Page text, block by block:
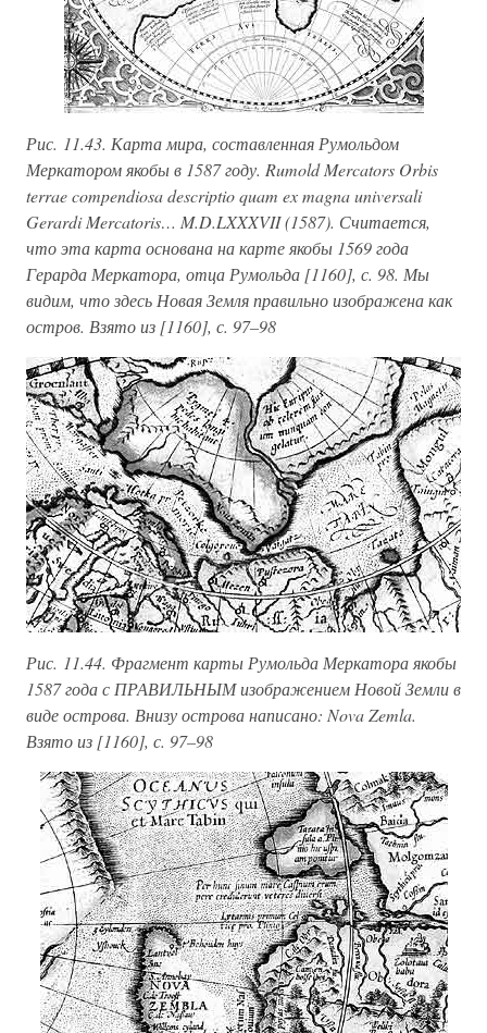
Рис. 11.43. Карта мира, составленная Румольдом
Меркатором якобы в 1587 году. Rumold Mercators Orbis
terrae compendiosa descriptio quam ex magna universali
Gerardi Mercatoris… M.D.LXXXVII (1587). Считается,
что эта карта основана на карте якобы 1569 года
Герарда Меркатора, отца Румольда [1160], с. 98. Мы
видим, что здесь Новая Земля правильно изображена как
остров. Взято из [1160], с. 97–98
Рис. 11.44. Фрагмент карты Румольда Меркатора якобы
1587 года с ПРАВИЛЬНЫМ изображением Новой Земли в
виде острова. Внизу острова написано: Nova Zemla.
Взято из [1160], с. 97–98